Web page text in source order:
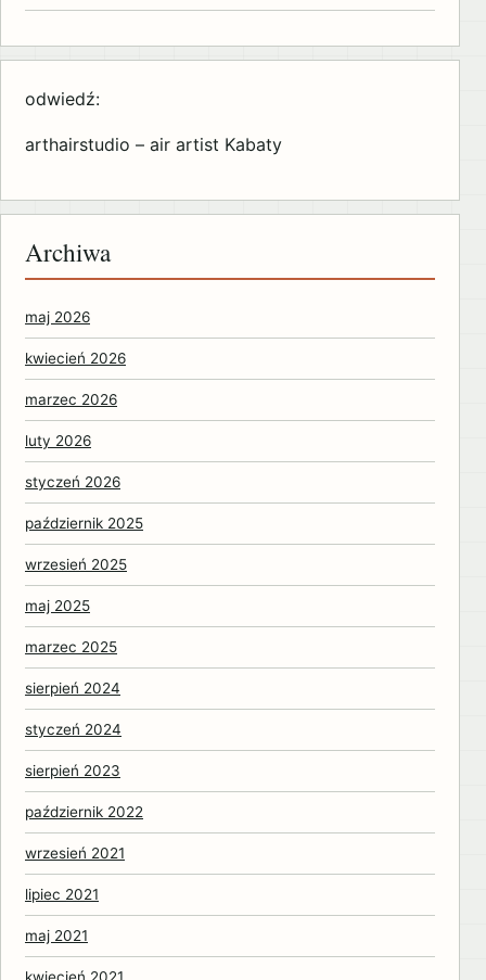
odwiedź:
arthairstudio – air artist Kabaty
Archiwa
maj 2026
kwiecień 2026
marzec 2026
luty 2026
styczeń 2026
październik 2025
wrzesień 2025
maj 2025
marzec 2025
sierpień 2024
styczeń 2024
sierpień 2023
październik 2022
wrzesień 2021
lipiec 2021
maj 2021